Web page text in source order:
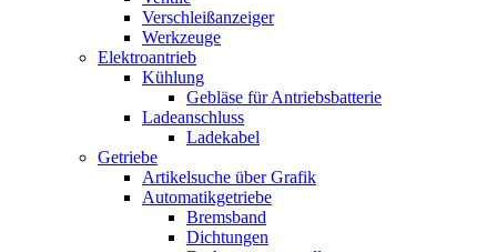
Verschleißanzeiger
Werkzeuge
Elektroantrieb
Kühlung
Gebläse für Antriebsbatterie
Ladeanschluss
Ladekabel
Getriebe
Artikelsuche über Grafik
Automatikgetriebe
Bremsband
Dichtungen